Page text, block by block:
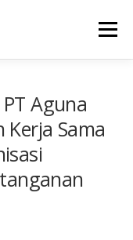
Menu
KONTAK
Aguna
Kerja Sama